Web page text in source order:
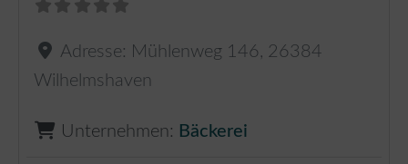
Adresse: Mühlenweg 146 , 26384
Wilhelmshaven
Unternehmen: Bäckerei